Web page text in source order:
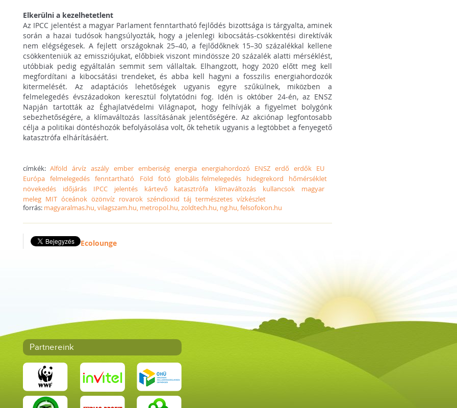
Elkerülni a kezelhetetlent
Az IPCC jelentést a magyar Parlament fenntartható fejlődés bizottsága is tárgyalta, aminek
során a hazai tudósok hangsúlyozták, hogy a jelenlegi kibocsátás-csökkentési direktívák
nem elégségesek. A fejlett országoknak 25–40, a fejlődőknek 15–30 százalékkal kellene
csökkenteniük az emissziójukat, előbbiek viszont mindössze 20 százalék alatti mérséklést,
utóbbiak pedig egyáltalán semmit sem vállaltak. Elhangzott, hogy 2020 előtt meg kell
megfordítani a kibocsátási trendeket, és abba kell hagyni a fosszilis energiahordozók
kitermelését. Az adaptációs lehetőségek ugyanis egyre szűkülnek, miközben a
felmelegedés évszázadokon keresztül folytatódni fog. Idén is október 24-én, az ENSZ
Napján tartották az Éghajlatvédelmi Világnapot, hogy felhívják a figyelmet bolygónk
sebezhetőségére, a klímaváltozás lassításának jelentőségére. Az akciónap legfontosabb
célja a politikai döntéshozók befolyásolása volt, ők tehetik ugyanis a legtöbbet a fenyegető
katasztrófa elhárításáért.
címkék:Alföld árvíz aszály ember emberiség energia energiahordozó ENSZ erdő erdők EU
Európa felmelegedés fenntartható Föld fotó globális felmelegedés hidegrekord
hőmérséklet
növekedés
időjárás IPCC jelentés kártevő katasztrófa klímaváltozás kullancsok
magyar
meleg MIT óceánok özönvíz rovarok széndioxid táj természetes vízkészlet
forrás: magyaralmas.hu, vilagszam.hu, metropol.hu, zoldtech.hu, ng.hu, felsofokon.hu
Ecolounge
Partnereink